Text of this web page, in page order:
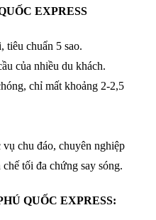
EXPRESS
tiêu chuẩn 5 sao.
của nhiều du khách.
chỉ mất khoảng 2-2,5
chu đáo, chuyên nghiệp
tối đa chứng say sóng.
QUỐC EXPRESS: